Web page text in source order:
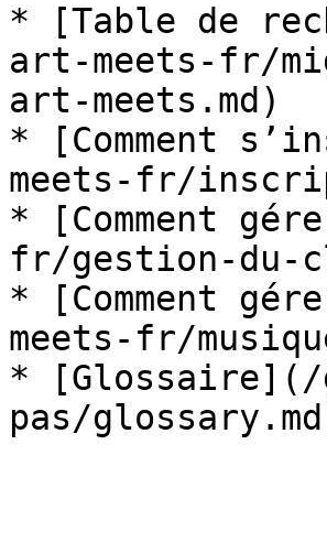
* [Table de
art-meets-fr/
art-meets.md)
* [Comment
meets-fr/
* [Comment
fr/gestion-du-
* [Comment
meets-fr/
* [Glossaire](/